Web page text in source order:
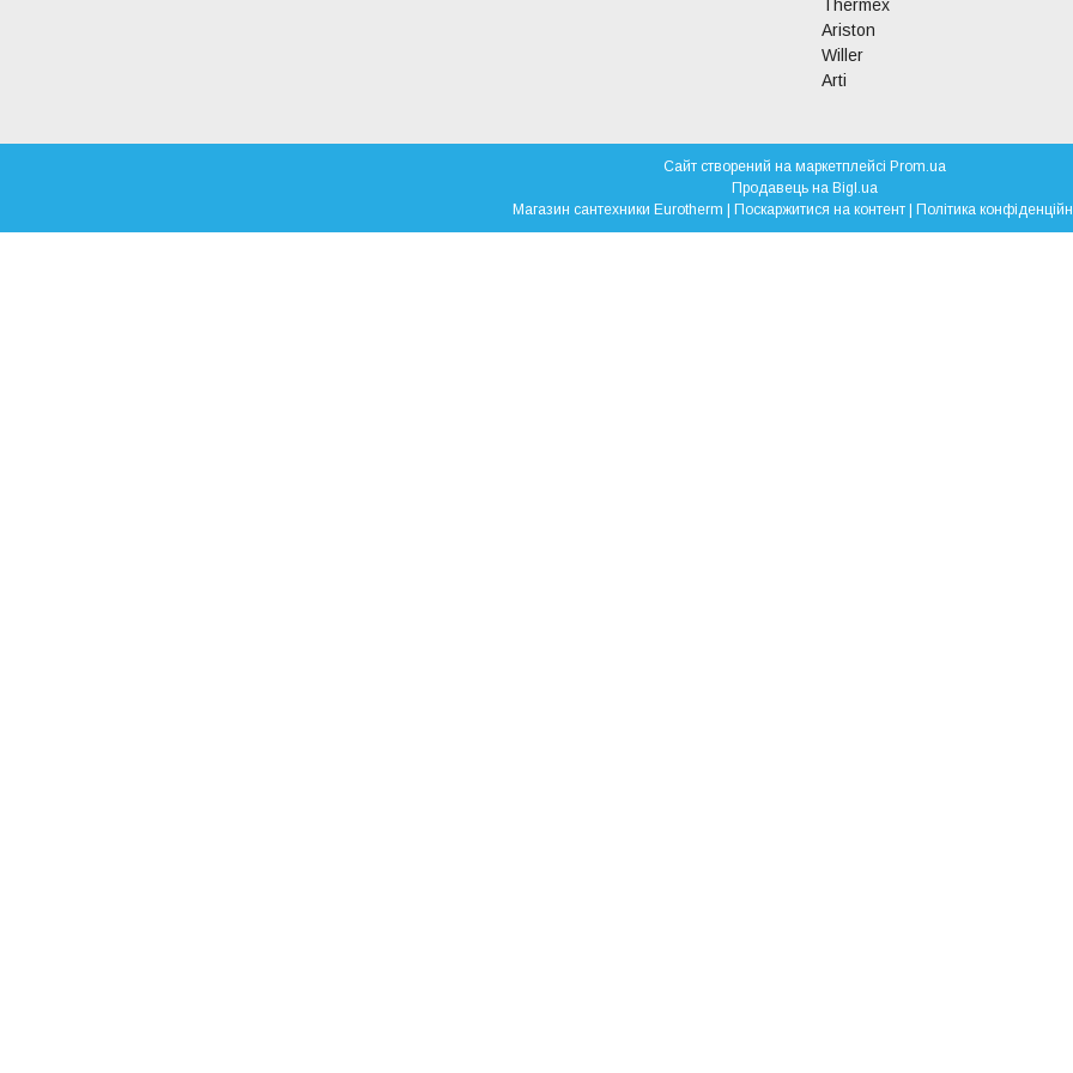
Thermex
Ariston
Willer
Arti
Сайт створений на маркетплейсі Prom.ua
Продавець на Bigl.ua
Магазин сантехники Eurotherm | Поскаржитися на контент | Політика